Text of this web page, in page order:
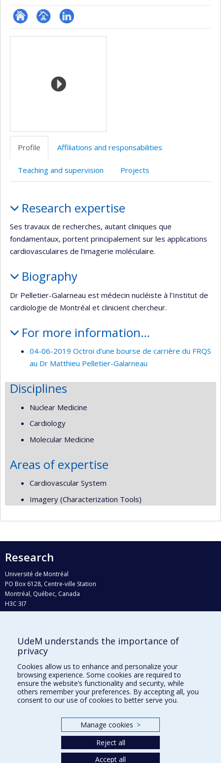
ResearchGate
Page LinkedIn
Media
Profile Affiliations and responsabilities
Teaching and supervision Projects
Research expertise
Ses travaux de recherches, autant cliniques que
fondamentaux, portent principalement sur les applications
cardiovasculaires de l’imagerie moléculaire.
Biography
Dr Pelletier-Galarneau est médecin nucléiste à l’Institut de
cardiologie de Montréal et clinicient chercheur.
For more information…
04-06-2019 Octroi d’une bourse de carrière du FRQS
au Dr Matthieu Pelletier-Galarneau
Disciplines
Nuclear Medicine
Cardiology
Molecular Medicine
Areas of expertise
Cardiovascular System
Imagery (Characterization Tools)
Research
Université de Montréal
PO Box 6128, Centre-ville Station
Montréal, Québec, Canada
H3C 3J7
Who does what?
Find us
Site map
Accessibility
UdeM understands the importance of
privacy
Cookies allow us to enhance and personalize your
browsing experience. Some cookies are required to
ensure the website’s functionality and security, while
others remember your preferences. By accepting all, you
consent to our use of cookies to better serve you.
Manage cookies >
Reject all
Accept all